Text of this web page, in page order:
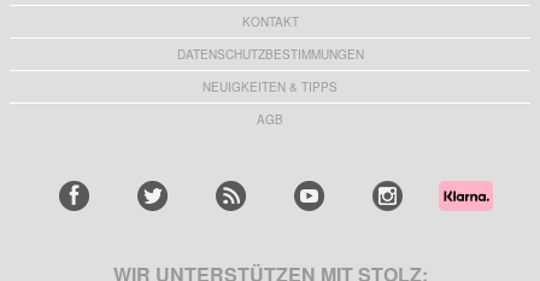
KONTAKT
DATENSCHUTZBESTIMMUNGEN
NEUIGKEITEN & TIPPS
AGB
WIR UNTERSTÜTZEN MIT STOLZ: